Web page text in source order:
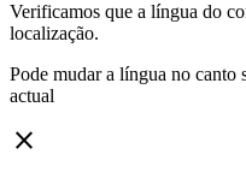
Verificamos que a língua do
localização.
Pode mudar a língua no
actual
close